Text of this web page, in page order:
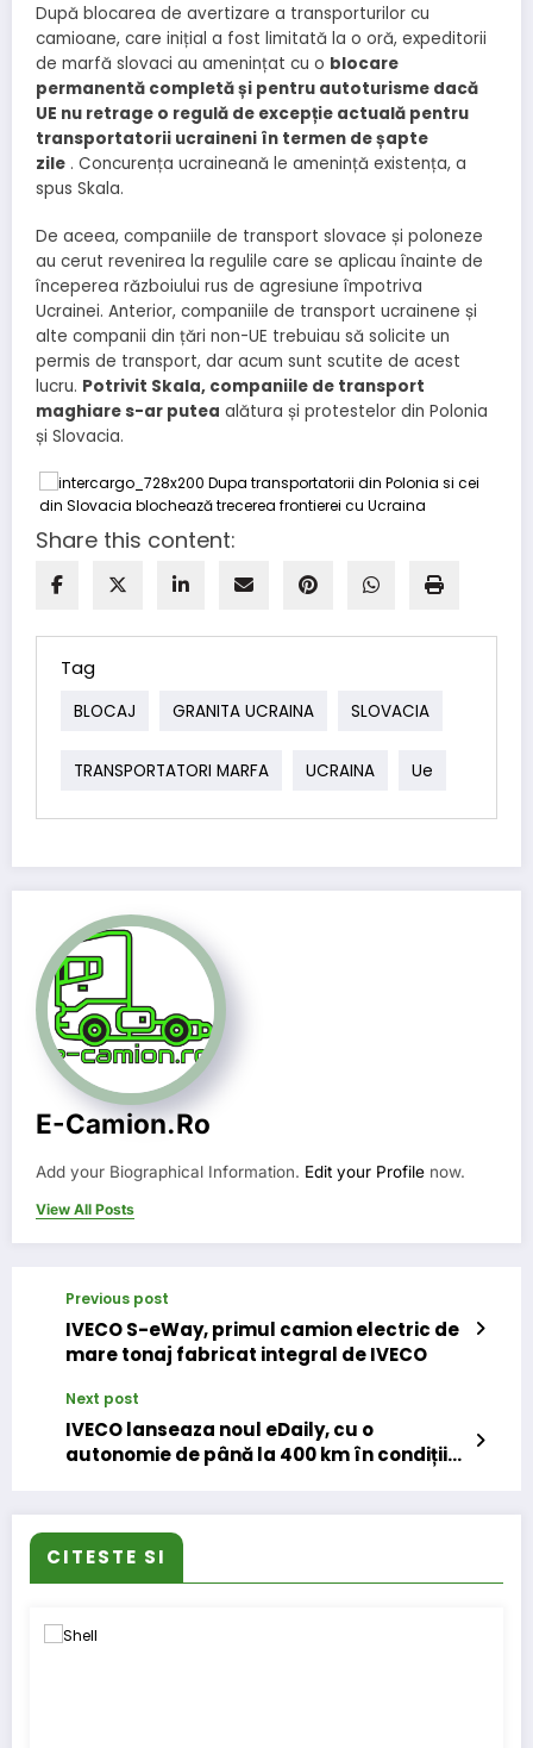
După blocarea de avertizare a transporturilor cu
camioane, care inițial a fost limitată la o oră, expeditorii
de marfă slovaci au amenințat cu o blocare
permanentă completă și pentru autoturisme dacă
UE nu retrage o regulă de excepție actuală pentru
transportatorii ucraineni în termen de șapte
zile . Concurența ucraineană le amenință existența, a
spus Skala.
De aceea, companiile de transport slovace și poloneze
au cerut revenirea la regulile care se aplicau înainte de
începerea războiului rus de agresiune împotriva
Ucrainei. Anterior, companiile de transport ucrainene și
alte companii din țări non-UE trebuiau să solicite un
permis de transport, dar acum sunt scutite de acest
lucru. Potrivit Skala, companiile de transport
maghiare s-ar putea alătura și protestelor din Polonia
și Slovacia.
Share this content:
Tag
BLOCAJ GRANITA UCRAINA SLOVACIA
TRANSPORTATORI MARFA UCRAINA Ue
E-Camion.ro
Add your Biographical Information. Edit your Profile now.
View All Posts
Previous post
IVECO S-eWay, primul camion electric de
mare tonaj fabricat integral de IVECO
Next post
IVECO lanseaza noul eDaily, cu o
autonomie de până la 400 km în condiții
CITESTE SI